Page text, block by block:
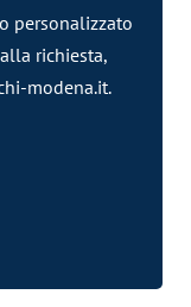
personalizzato
richiesta,
modena.it.